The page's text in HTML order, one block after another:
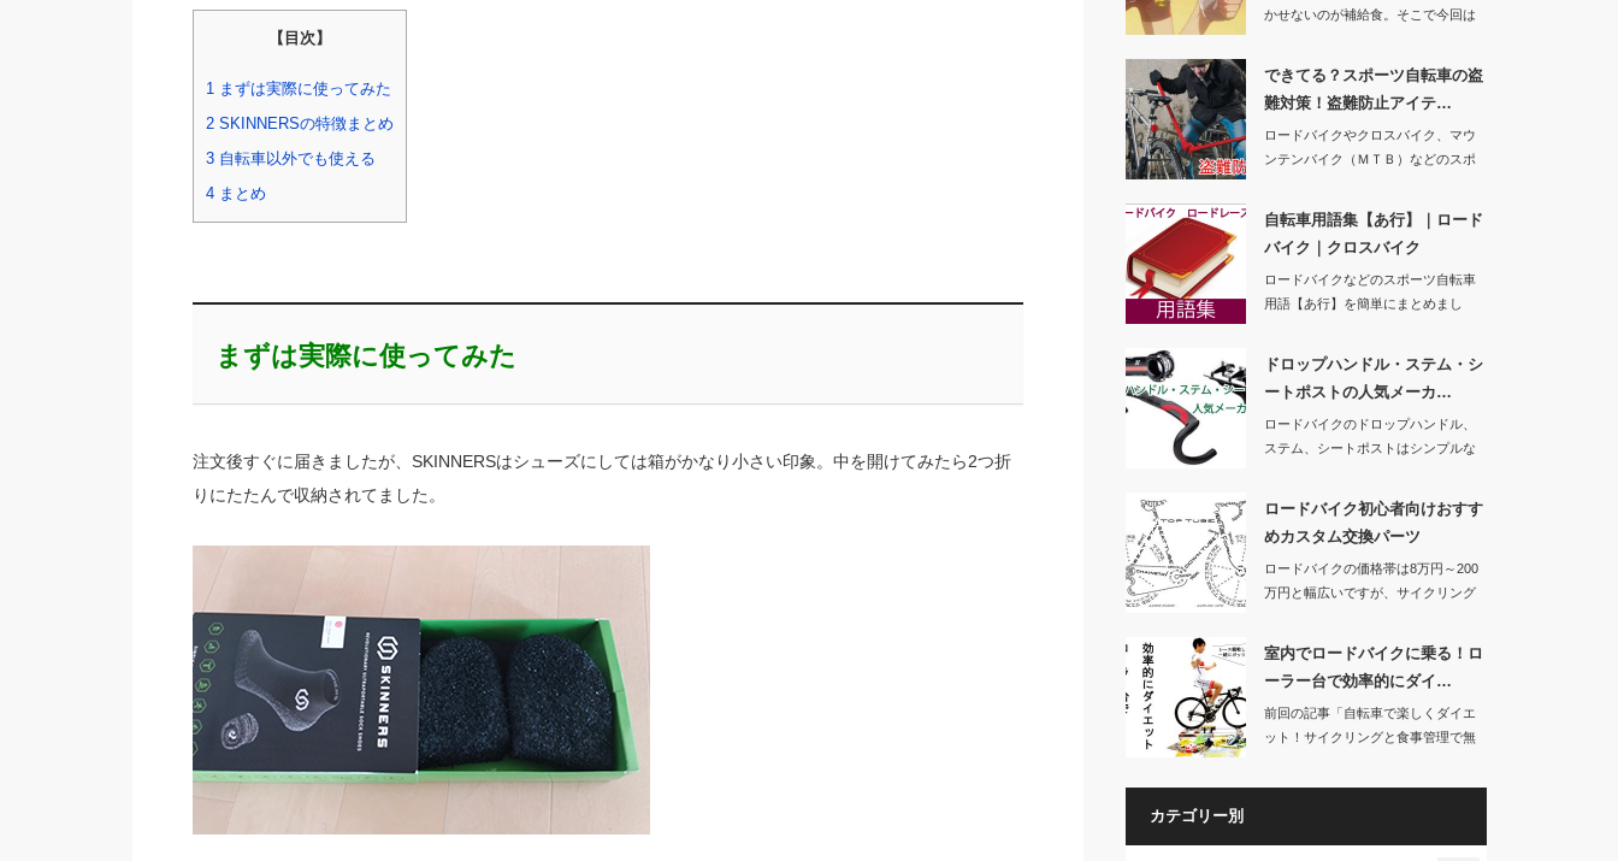
【目次】
1 まずは実際に使ってみた
2SKINNERSの特徴まとめ
3自転車以外でも使える
4まとめ
まずは実際に使ってみた
注文後すぐに届きましたが、SKINNERSはシューズにしては箱がかなり小さい印象。中を開けてみたら2つ折
りにたたんで収納されてました。
かせないのが補給食。そこで今回は
できてる？スポーツ自転車の盗
難対策！盗難防止アイテ…
ロードバイクやクロスバイク、マウ
ンテンバイク（ＭＴＢ）などのスポ
自転車用語集【あ行】｜ロード
バイク｜クロスバイク
ロードバイクなどのスポーツ自転車
用語【あ行】を簡単にまとめまし
ドロップハンドル・ステム・シ
ートポストの人気メーカ…
ロードバイクのドロップハンドル、
ステム、シートポストはシンプルな
ロードバイク初心者向けおすす
めカスタム交換パーツ
ロードバイクの価格帯は8万円～200
万円と幅広いですが、サイクリング
室内でロードバイクに乗る！ロ
ーラー台で効率的にダイ…
前回の記事「自転車で楽しくダイエ
ット！サイクリングと食事管理で無
カテゴリー別